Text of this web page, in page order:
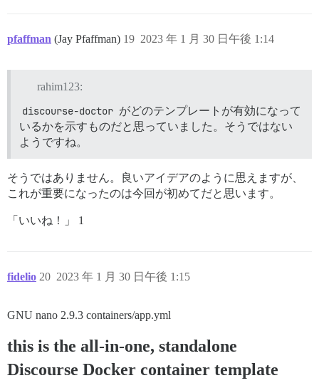
pfaffman (Jay Pfaffman) 2023 年 1 月 30 日午後 1:14
19
rahim123:
discourse-doctor がどのテンプレートが有効になって
いるかを示すものだと思っていました。そうではない
ようですね。
そうではありません。良いアイデアのように思えますが、
これが重要になったのは今回が初めてだと思います。
「いいね！」 1
fidelio 2023 年 1 月 30 日午後 1:15
20
GNU nano 2.9.3 containers/app.yml
this is the all-in-one, standalone
Discourse Docker container template